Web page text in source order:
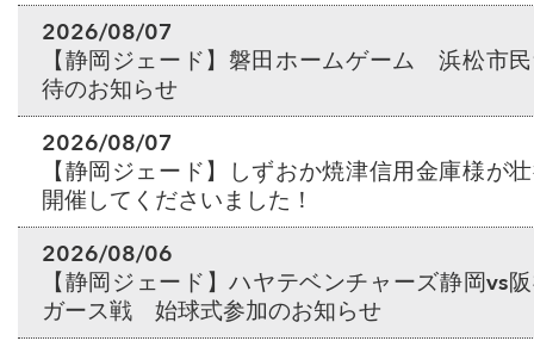
2026/08/07
【静岡ジェード】磐田ホームゲーム 浜松市
待のお知らせ
2026/08/07
【静岡ジェード】しずおか焼津信用金庫様が
開催してくださいました！
2026/08/06
【静岡ジェード】ハヤテベンチャーズ静岡vs
ガース戦 始球式参加のお知らせ